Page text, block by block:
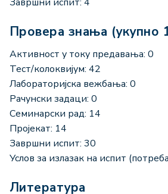
Провера знања (укупно
Активност у току предавања: 0
Тест/колоквијум: 42
Лабораторијска вежбања: 0
Рачунски задаци: 0
Семинарски рад: 14
Пројекат: 14
Завршни испит: 30
Услов за излазак на испит
Литература